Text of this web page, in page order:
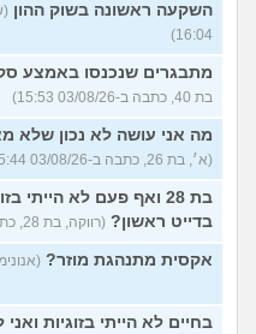
השקעה ראשונה בשוק ההון
16:04)
מתבגרים שנכנסו באמצע
בת 40, כתבה ב-03/08/26 15:53)
מה אני עושה לא נכון שלא
(א׳, בת 26, כתבה ב-03/08/26 15:44)
בת 28 ואף פעם לא
בדייט ראשון? (רווקה, בת 28, כתבה ב-03/08/26 15:23)
אקסית מתנהגת מוזר? (אנונימי, בן 33, כתב
בחיים לא הייתי בזוגיות